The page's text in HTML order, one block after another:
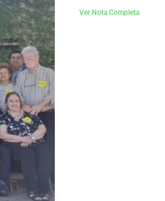
Ver Nota Completa